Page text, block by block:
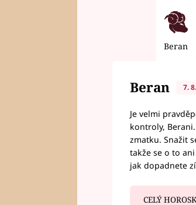
Beran
Beran 7.
Je velmi
kontroly,
zmatku. Snažit
takže se o to
jak dopadnete
CELÝ